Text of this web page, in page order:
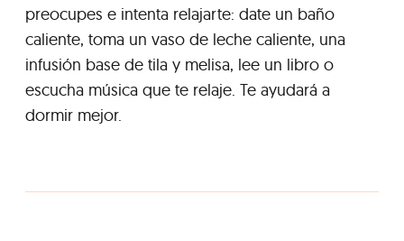
preocupes e intenta relajarte: date un baño
caliente, toma un vaso de leche caliente, una
infusión base de tila y melisa, lee un libro o
escucha música que te relaje. Te ayudará a
dormir mejor.